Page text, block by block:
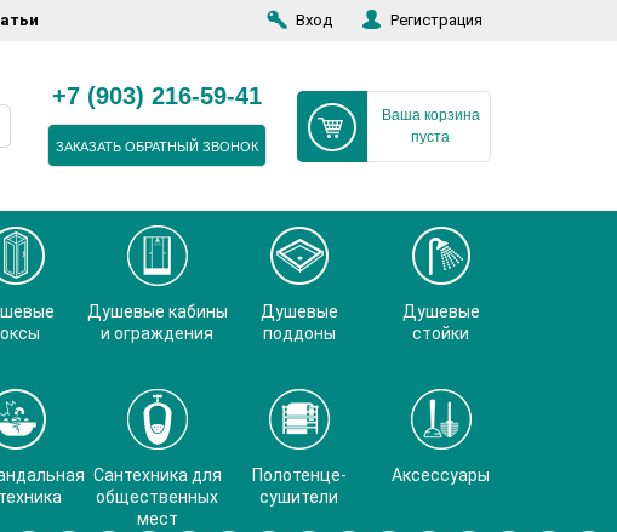
Вход Регистрация
+7 (903) 216-59-41
ЗАКАЗАТЬ ОБРАТНЫЙ ЗВОНОК
Ваша корзина
пуста
Душевые кабины
и ограждения
Душевые
поддоны
Душевые
стойки
Сантехника для
общественных
мест
Полотенце-
сушители
Аксессуары